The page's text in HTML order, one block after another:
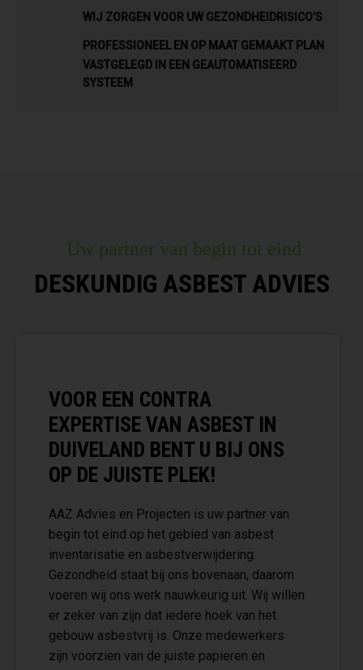
WIJ ZORGEN VOOR UW GEZONDHEIDRISICO’S
PROFESSIONEEL EN OP MAAT GEMAAKT PLAN
VASTGELEGD IN EEN GEAUTOMATISEERD
SYSTEEM
Uw partner van begin tot eind
DESKUNDIG ASBEST ADVIES
VOOR EEN CONTRA
EXPERTISE VAN ASBEST IN
DUIVELAND BENT U BIJ ONS
OP DE JUISTE PLEK!
AAZ Advies en Projecten is uw partner van
begin tot eind op het gebied van asbest
inventarisatie en asbestverwijdering.
Gezondheid staat bij ons bovenaan, daarom
voeren wij ons werk nauwkeurig uit. Wij willen
er zeker van zijn dat iedere hoek van het
gebouw asbestvrij is. Onze medewerkers
zijn voorzien van de juiste papieren en